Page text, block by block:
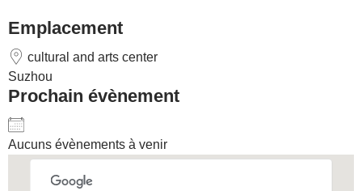
Emplacement
cultural and arts center
Suzhou
Prochain évènement
Aucuns évènements à venir